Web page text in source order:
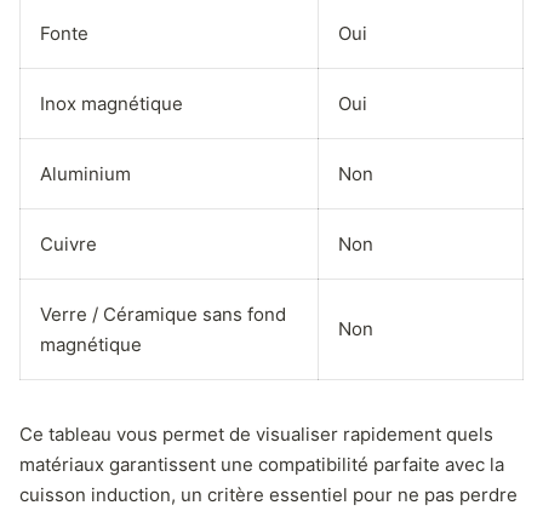
Fonte Oui
Inox magnétique Oui
Aluminium Non
Cuivre Non
Verre / Céramique sans fond
magnétique
Non
Ce tableau vous permet de visualiser rapidement quels
matériaux garantissent une compatibilité parfaite avec la
cuisson induction, un critère essentiel pour ne pas perdre